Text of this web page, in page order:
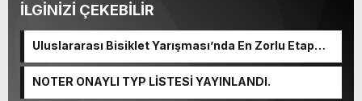
İLGİNİZİ ÇEKEBİLİR
Uluslararası Bisiklet Yarışması’nda En Zorlu Etap
NOTER ONAYLI TYP LİSTESİ YAYINLANDI.